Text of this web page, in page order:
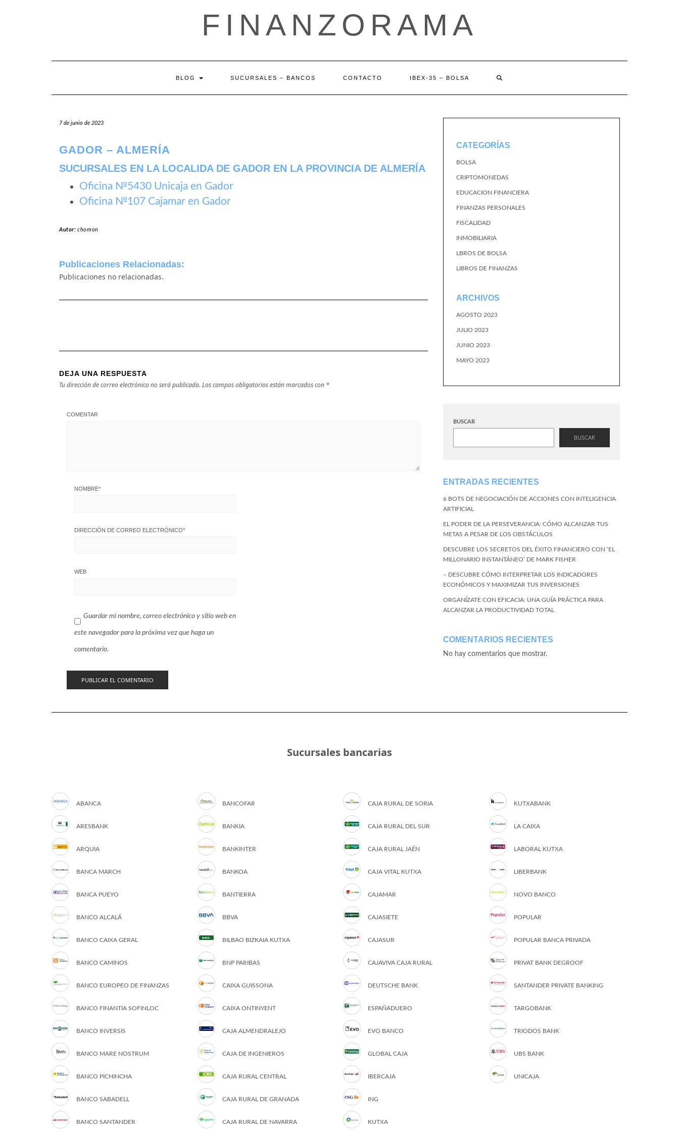
FINANZORAMA
BLOG SUCURSALES – BANCOS CONTACTO IBEX-35 – BOLSA
7 de junio de 2023
GADOR – ALMERÍA
SUCURSALES EN LA LOCALIDA DE GADOR EN LA PROVINCIA DE ALMERÍA
Oficina №5430 Unicaja en Gador
Oficina №107 Cajamar en Gador
Autor:chomon
Publicaciones Relacionadas:
Publicaciones no relacionadas.
DEJA UNA RESPUESTA
Tu dirección de correo electrónico no será publicada. Los campos obligatorios están marcados con *
COMENTAR
NOMBRE*
DIRECCIÓN DE CORREO ELECTRÓNICO*
WEB
Guardar mi nombre, correo electrónico y sitio web en
este navegador para la próxima vez que haga un
comentario.
CATEGORÍAS
BOLSA
CRIPTOMONEDAS
EDUCACION FINANCIERA
FINANZAS PERSONALES
FISCALIDAD
INMOBILIARIA
LBROS DE BOLSA
LIBROS DE FINANZAS
ARCHIVOS
AGOSTO 2023
JULIO 2023
JUNIO 2023
MAYO 2023
BUSCAR
BUSCAR
ENTRADAS RECIENTES
6 BOTS DE NEGOCIACIÓN DE ACCIONES CON INTELIGENCIA
ARTIFICIAL
EL PODER DE LA PERSEVERANCIA: CÓMO ALCANZAR TUS
METAS A PESAR DE LOS OBSTÁCULOS
DESCUBRE LOS SECRETOS DEL ÉXITO FINANCIERO CON ‘EL
MILLONARIO INSTANTÁNEO’ DE MARK FISHER
– DESCUBRE CÓMO INTERPRETAR LOS INDICADORES
ECONÓMICOS Y MAXIMIZAR TUS INVERSIONES
ORGANÍZATE CON EFICACIA: UNA GUÍA PRÁCTICA PARA
ALCANZAR LA PRODUCTIVIDAD TOTAL
COMENTARIOS RECIENTES
No hay comentarios que mostrar.
Sucursales bancarias
ABANCA
ARESBANK
ARQUIA
BANCA MARCH
BANCA PUEYO
BANCO ALCALÁ
BANCO CAIXA GERAL
BANCO CAMINOS
BANCO EUROPEO DE FINANZAS
BANCO FINANTIA SOFINLOC
BANCO INVERSIS
BANCO MARE NOSTRUM
BANCO PICHINCHA
BANCO SABADELL
BANCO SANTANDER
BANCOFAR
BANKIA
BANKINTER
BANKOA
BANTIERRA
BBVA
BILBAO BIZKAIA KUTXA
BNP PARIBAS
CAIXA GUISSONA
CAIXA ONTINYENT
CAJA ALMENDRALEJO
CAJA DE INGENIEROS
CAJA RURAL CENTRAL
CAJA RURAL DE GRANADA
CAJA RURAL DE NAVARRA
CAJA RURAL DE SORIA
CAJA RURAL DEL SUR
CAJA RURAL JAÉN
CAJA VITAL KUTXA
CAJAMAR
CAJASIETE
CAJASUR
CAJAVIVA CAJA RURAL
DEUTSCHE BANK
ESPAÑADUERO
EVO BANCO
GLOBAL CAJA
IBERCAJA
ING
KUTXA
KUTXABANK
LA CAIXA
LABORAL KUTXA
LIBERBANK
NOVO BANCO
POPULAR
POPULAR BANCA PRIVADA
PRIVAT BANK DEGROOF
SANTANDER PRIVATE BANKING
TARGOBANK
TRIODOS BANK
UBS BANK
UNICAJA